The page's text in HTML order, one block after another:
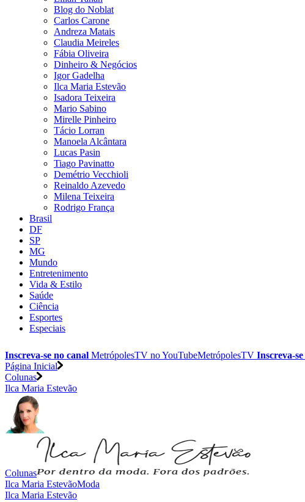
Blog do Noblat
Carlos Carone
Andreza Matais
Claudia Meireles
Fábia Oliveira
Dinheiro & Negócios
Igor Gadelha
Ilca Maria Estevão
Isadora Teixeira
Mario Sabino
Mirelle Pinheiro
Tácio Lorran
Manoela Alcântara
Lucas Pasin
Tiago Pavinatto
Demétrio Vecchioli
Reinaldo Azevedo
Milena Teixeira
Rodrigo França
Brasil
DF
SP
MG
Mundo
Entretenimento
Vida & Estilo
Saúde
Ciência
Esportes
Especiais
Inscreva-se no canal MetrópolesTV noYouTubeMetrópolesTV Inscreva-se
Página Inicial
Colunas
Ilca Maria Estevão
Colunas
Ilca Maria EstevãoModa
Ilca Maria Estevão